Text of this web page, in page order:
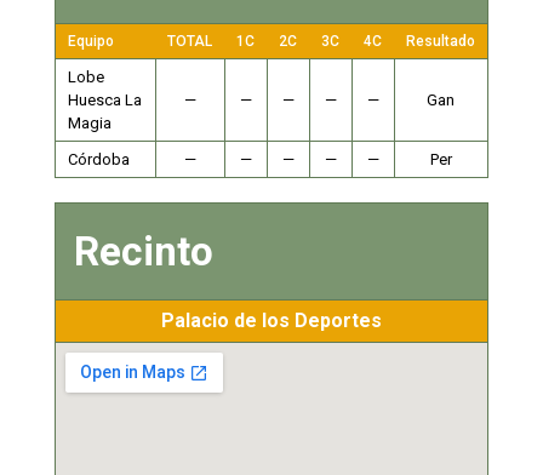
Equipo TOTAL 1C 2C 3C 4C Resultado
Lobe
Huesca La
Magia
— — — — — Gan
Córdoba — — — — — Per
Recinto
Palacio de los Deportes